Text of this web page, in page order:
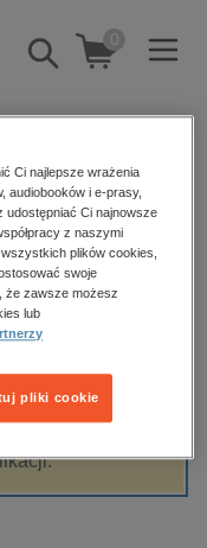
Pokaż/schowaj
wyszukiwarkę
0
informatyka
Filtrowanie
Ci najlepsze wrażenia
audiobooków i e-prasy,
udostępniać Ci najnowsze
z naszymi
plików cookies,
swoje
że zawsze możesz
lub
pliki cookie